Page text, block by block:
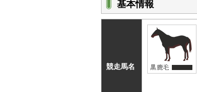
基本情報
競走馬名